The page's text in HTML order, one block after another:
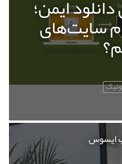
ایمن؛
سایت‌های